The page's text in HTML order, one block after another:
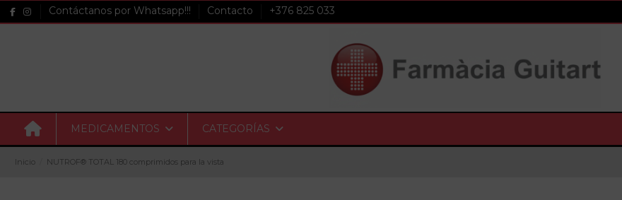
Contáctanos por Whatsapp!!! Contacto +376 825 033
MEDICAMENTOS CATEGORÍAS
Inicio NUTROF® TOTAL 180 comprimidos para la vista